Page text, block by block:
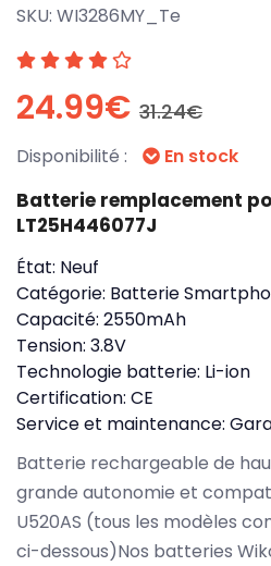
SKU: WI3286MY_Te
24.99€ 31.24€
Disponibilité : En stock
Batterie remplacement
LT25H446077J
État: Neuf
Catégorie: Batterie
Capacité: 2550mAh
Tension: 3.8V
Technologie batterie: Li-ion
Certification: CE
Service et maintenance:
Batterie rechargeable de
grande autonomie et
U520AS (tous les modèles
ci-dessous)Nos batteries